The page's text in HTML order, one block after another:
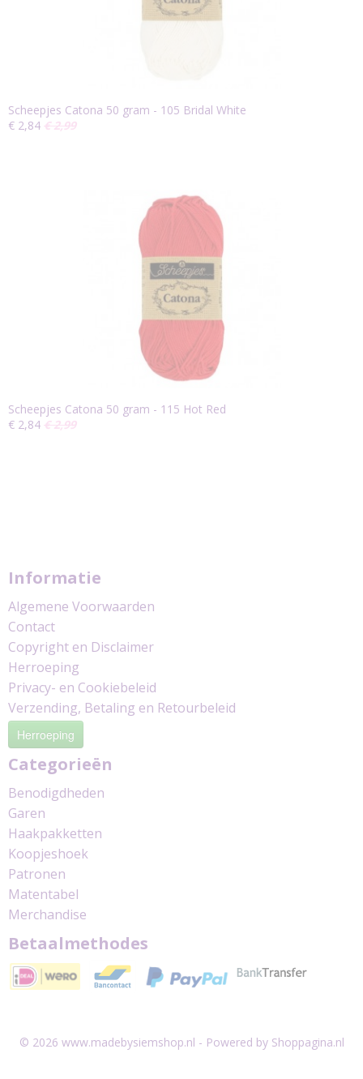
Scheepjes Catona 50 gram - 105 Bridal White
€ 2,84 € 2,99
Scheepjes Catona 50 gram - 115 Hot Red
€ 2,84 € 2,99
Informatie
Algemene Voorwaarden
Contact
Copyright en Disclaimer
Herroeping
Privacy- en Cookiebeleid
Verzending, Betaling en Retourbeleid
Herroeping
Categorieën
Benodigdheden
Garen
Haakpakketten
Koopjeshoek
Patronen
Matentabel
Merchandise
Betaalmethodes
© 2026 www.madebysiemshop.nl - Powered by Shoppagina.nl